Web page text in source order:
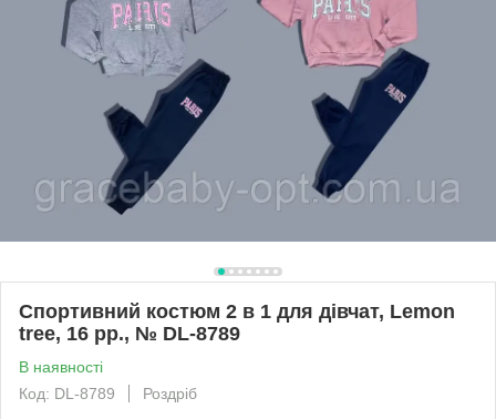
Спортивний костюм 2 в 1 для дівчат, Lemon
tree, 16 рр., № DL-8789
В наявності
Код: DL-8789
Роздріб